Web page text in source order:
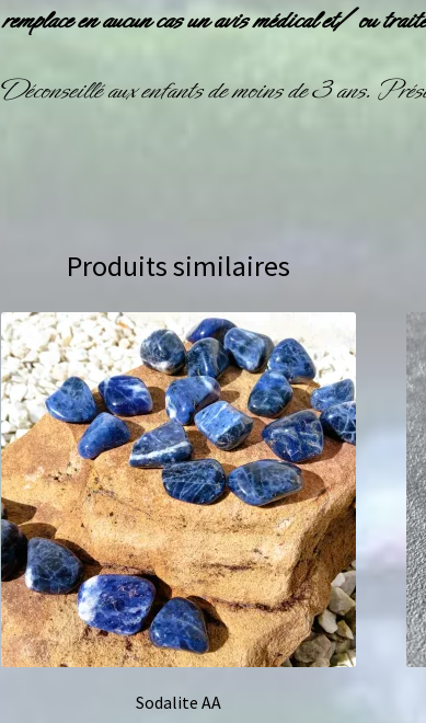
remplace en aucun cas un avis médical et/ ou
Déconseillé aux enfants de moins de 3 ans.
Produits similaires
Sodalite AA